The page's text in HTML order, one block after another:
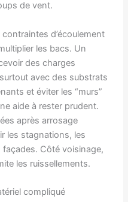
de vent.
d’écoulement
les bacs. Un
des charges
avec des substrats
et éviter les “murs”
aide à rester prudent.
après arrosage
les stagnations, les
Côté voisinage,
les ruissellements.
compliqué